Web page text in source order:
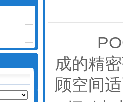
成的精
顾空间